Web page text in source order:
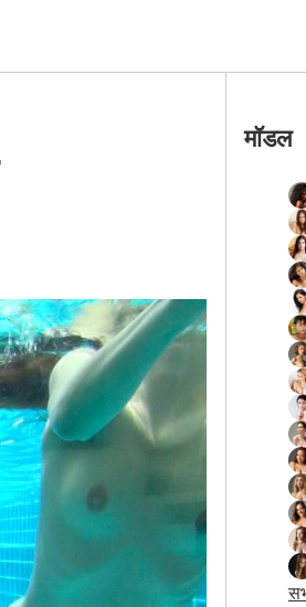
मॉडल